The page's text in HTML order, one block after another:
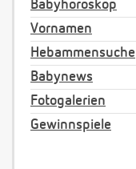
Babyhoroskop
Vornamen
Hebammensuche
Babynews
Fotogalerien
Gewinnspiele